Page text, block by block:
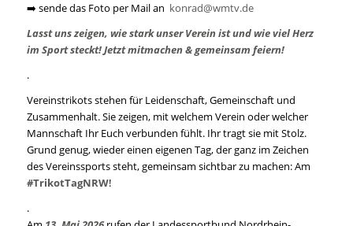
➡️ sende das Foto per Mail an konrad@wmtv.de
Lasst uns zeigen, wie stark unser Verein ist und wie viel Herz
im Sport steckt! Jetzt mitmachen & gemeinsam feiern!
.
Vereinstrikots stehen für Leidenschaft, Gemeinschaft und
Zusammenhalt. Sie zeigen, mit welchem Verein oder welcher
Mannschaft Ihr Euch verbunden fühlt. Ihr tragt sie mit Stolz.
Grund genug, wieder einen eigenen Tag, der ganz im Zeichen
des Vereinssports steht, gemeinsam sichtbar zu machen: Am
#TrikotTagNRW!
.